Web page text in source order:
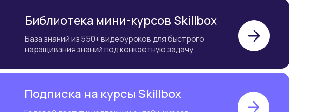
Библиотека мини-курсов Skillbox
База знаний из 550+ видеоуроков для быстрого
наращивания знаний под конкретную задачу
Подписка на курсы Skillbox